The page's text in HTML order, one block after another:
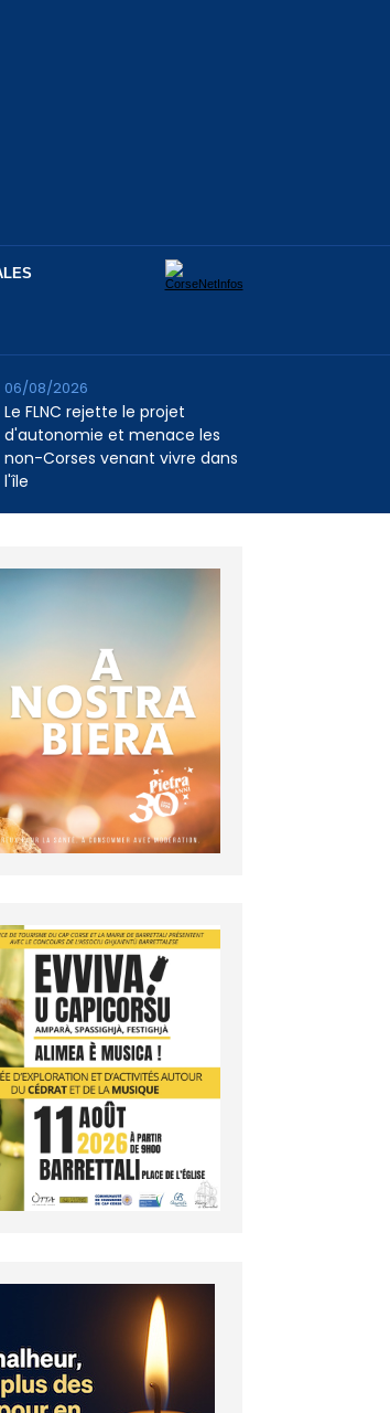
Le FLNC rejette le projet
d'autonomie et menace les
non-Corses venant vivre dans
l'île
06/08/2026